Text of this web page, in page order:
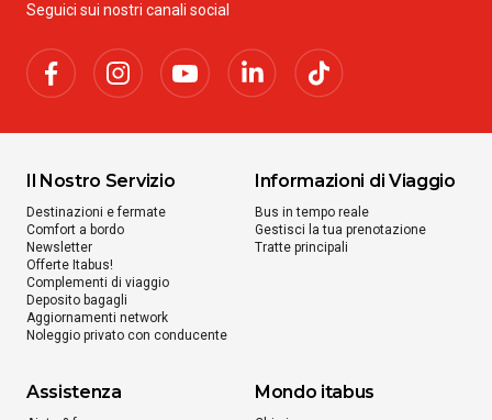
Seguici sui nostri canali social
Il Nostro Servizio
Destinazioni e fermate
Comfort a bordo
Newsletter
Offerte Itabus!
Complementi di viaggio
Deposito bagagli
Aggiornamenti network
Noleggio privato con conducente
Informazioni di Viaggio
Bus in tempo reale
Gestisci la tua prenotazione
Tratte principali
Assistenza Mondo itabus